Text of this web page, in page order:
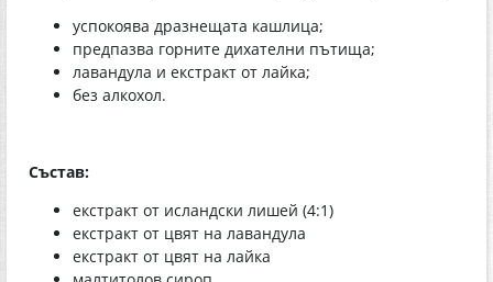
успокоява дразнещата кашлица;
предпазва горните дихателни пътища;
лавандула и екстракт от лайка;
без алкохол.
Състав:
екстракт от исландски лишей (4:1)
екстракт от цвят на лавандула
екстракт от цвят на лайка